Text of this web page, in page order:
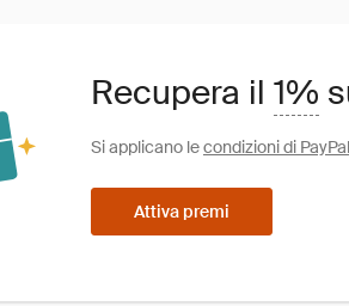
Recupera il 1%
Si applicano lecondizioni di
Attiva premi